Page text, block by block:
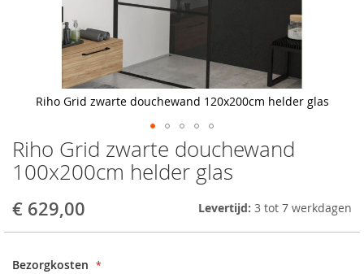
Riho Grid zwarte douchewand
100x200cm helder glas
€ 629,00 Levertijd: 3 tot 7 werkdagen
Bezorgkosten
Riho Grid zwarte douchewand 120x200cm helder glas
Skip
to
the
of
gallery